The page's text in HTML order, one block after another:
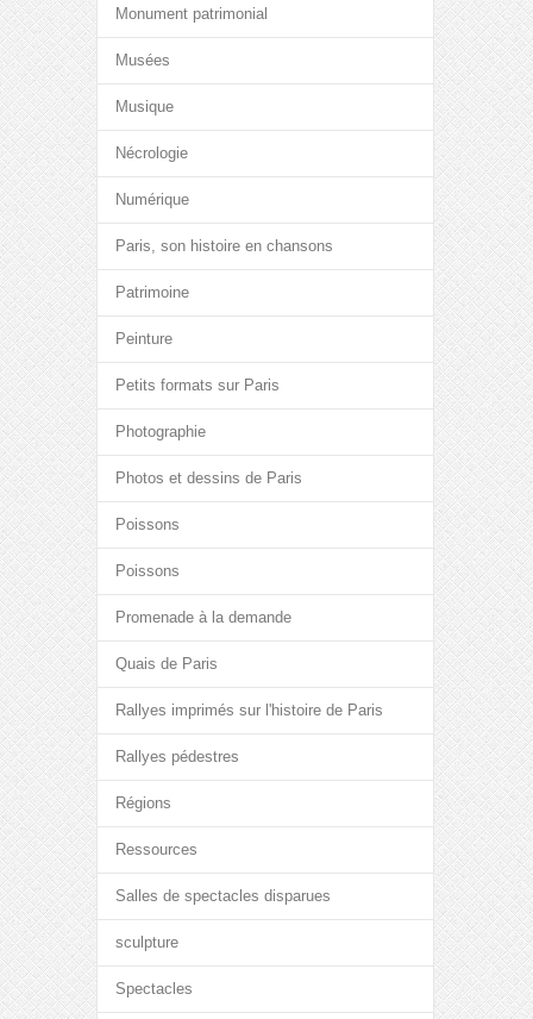
Monument patrimonial
Musées
Musique
Nécrologie
Numérique
Paris, son histoire en chansons
Patrimoine
Peinture
Petits formats sur Paris
Photographie
Photos et dessins de Paris
Poissons
Poissons
Promenade à la demande
Quais de Paris
Rallyes imprimés sur l'histoire de Paris
Rallyes pédestres
Régions
Ressources
Salles de spectacles disparues
sculpture
Spectacles